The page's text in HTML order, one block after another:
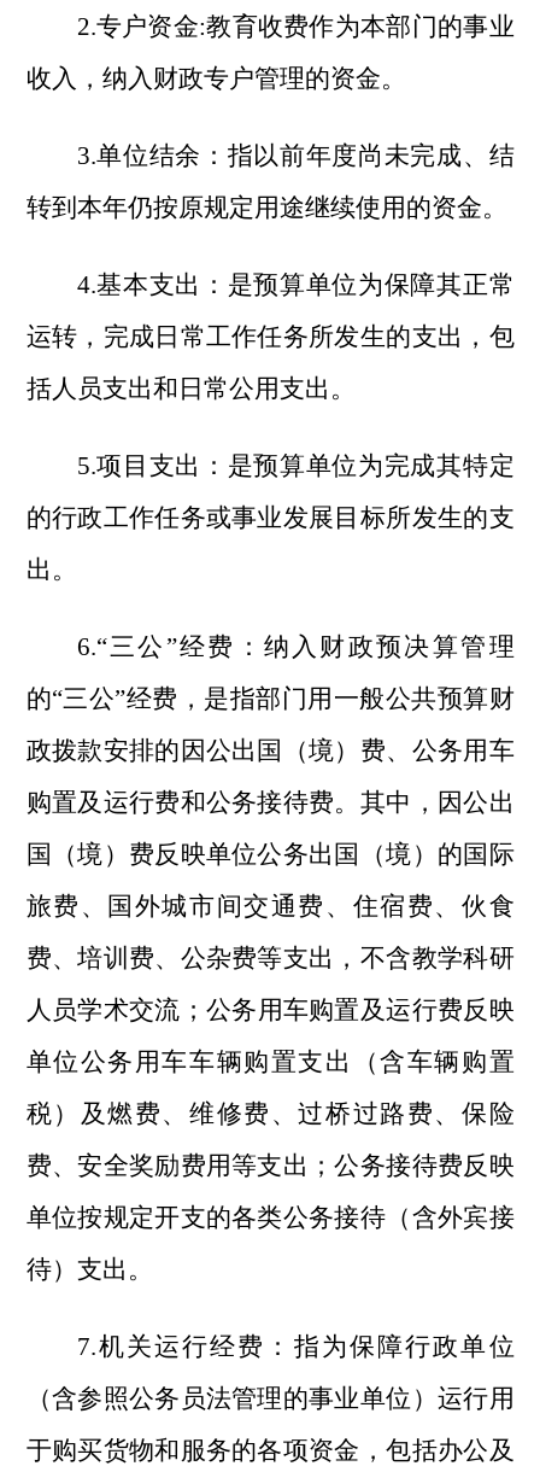
2.专户资金:教育收费作为本部门的事业
收入，纳入财政专户管理的资金。
3.单位结余：指以前年度尚未完成、结
转到本年仍按原规定用途继续使用的资金。
4.基本支出：是预算单位为保障其正常
运转，完成日常工作任务所发生的支出，包
括人员支出和日常公用支出。
5.项目支出：是预算单位为完成其特定
的行政工作任务或事业发展目标所发生的支
出。
6.“三公”经费：纳入财政预决算管理
的“三公”经费，是指部门用一般公共预算财
政拨款安排的因公出国（境）费、公务用车
购置及运行费和公务接待费。其中，因公出
国（境）费反映单位公务出国（境）的国际
旅费、国外城市间交通费、住宿费、伙食
费、培训费、公杂费等支出，不含教学科研
人员学术交流；公务用车购置及运行费反映
单位公务用车车辆购置支出（含车辆购置
税）及燃费、维修费、过桥过路费、保险
费、安全奖励费用等支出；公务接待费反映
单位按规定开支的各类公务接待（含外宾接
待）支出。
7.机关运行经费：指为保障行政单位
（含参照公务员法管理的事业单位）运行用
于购买货物和服务的各项资金，包括办公及